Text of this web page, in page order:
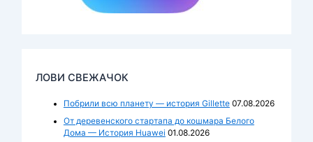
ЛОВИ СВЕЖАЧОК
Побрили всю планету — история Gillette 07.08.2026
От деревенского стартапа до кошмара Белого
Дома — История Huawei 01.08.2026